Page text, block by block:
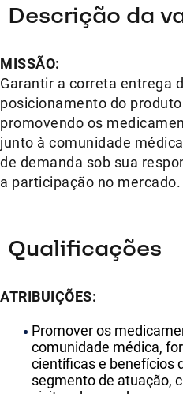
Descrição da
MISSÃO:
Garantir a correta entrega
posicionamento do
promovendo os
junto à comunidade
de demanda sob sua
a participação no mercado.
Qualificações
ATRIBUIÇÕES:
Promover os
comunidade médica,
científicas e benefícios
segmento de atuação,